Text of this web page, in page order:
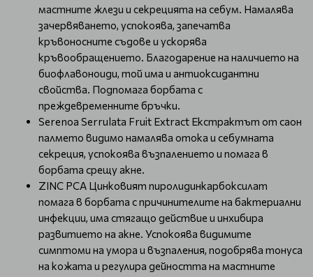
мастните жлези и секрецията на себум. Намалява
зачервяването, успокоява, запечатва
кръвоносните съдове и ускорява
кръвообращението. Благодарение на наличието на
биофлавоноиди, той има и антиоксидантни
свойства. Подпомага борбата с
преждевременните бръчки.
Serenoa Serrulata Fruit Extract Екстрактът от саон
палмето видимо намалява отока и себумната
секреция, успокоява възпалението и помага в
борбата срещу акне.
ZINC PCA Цинковият пиролидинкарбоксилат
помага в борбата с причинителите на бактериални
инфекции, има стягащо действие и инхибира
развитието на акне. Успокоява видимите
симптоми на умора и възпаления, подобрява тонуса
на кожата и регулира дейността на мастните